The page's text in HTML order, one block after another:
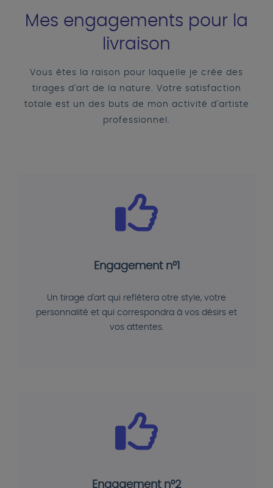
Mes engagements pour la
livraison
Vous êtes la raison pour laquelle je crée des
tirages d'art de la nature. Votre satisfaction
totale est un des buts de mon activité d'artiste
professionnel.
Engagement n°1
Un tirage d'art qui reflétera otre style, votre
personnalité et qui correspondra à vos désirs et
vos attentes.
Engagement n°2